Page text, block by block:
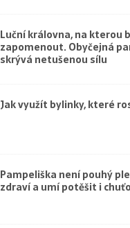
Luční královna, na kterou
zapomenout. Obyčejná
skrývá netušenou sílu
Jak využít bylinky, které
Pampeliška není pouhý
zdraví a umí potěšit i